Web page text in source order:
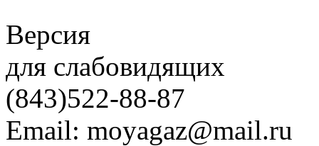
Версия
для слабовидящих
(843)522-88-87
Email: moyagaz@mail.ru